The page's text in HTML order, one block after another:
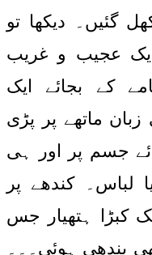
گئیں۔ دیکھا تو
عجیب و غریب
کے بجائے ایک
ماتھے پر پڑی
جسم پر اور ہی
لباس۔ کندھے پر
کبڑا ہتھیار جس
بندھی ہوئی۔۔۔